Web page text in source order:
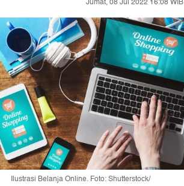
Ilustrasi Belanja Online. Foto: Shutterstock/